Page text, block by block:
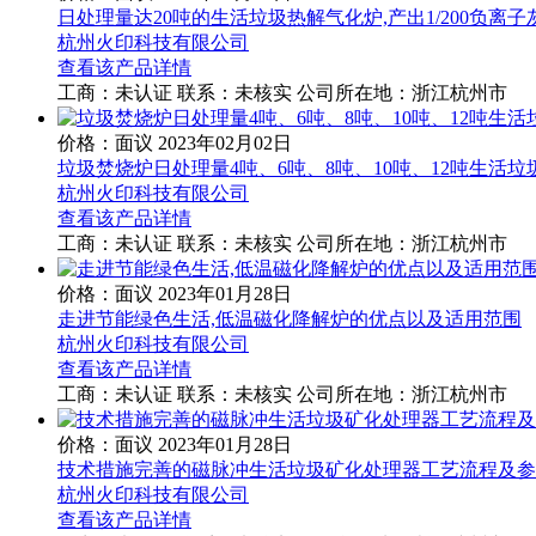
日处理量达20吨的生活垃圾热解气化炉,产出1/200负离子
杭州火印科技有限公司
查看该产品详情
工商： 未认证 联系： 未核实 公司所在地：浙江杭州市
价格：面议 2023年02月02日
垃圾焚烧炉日处理量4吨、6吨、8吨、10吨、12吨生活垃
杭州火印科技有限公司
查看该产品详情
工商： 未认证 联系： 未核实 公司所在地：浙江杭州市
价格：面议 2023年01月28日
走进节能绿色生活,低温磁化降解炉的优点以及适用范围
杭州火印科技有限公司
查看该产品详情
工商： 未认证 联系： 未核实 公司所在地：浙江杭州市
价格：面议 2023年01月28日
技术措施完善的磁脉冲生活垃圾矿化处理器工艺流程及
杭州火印科技有限公司
查看该产品详情